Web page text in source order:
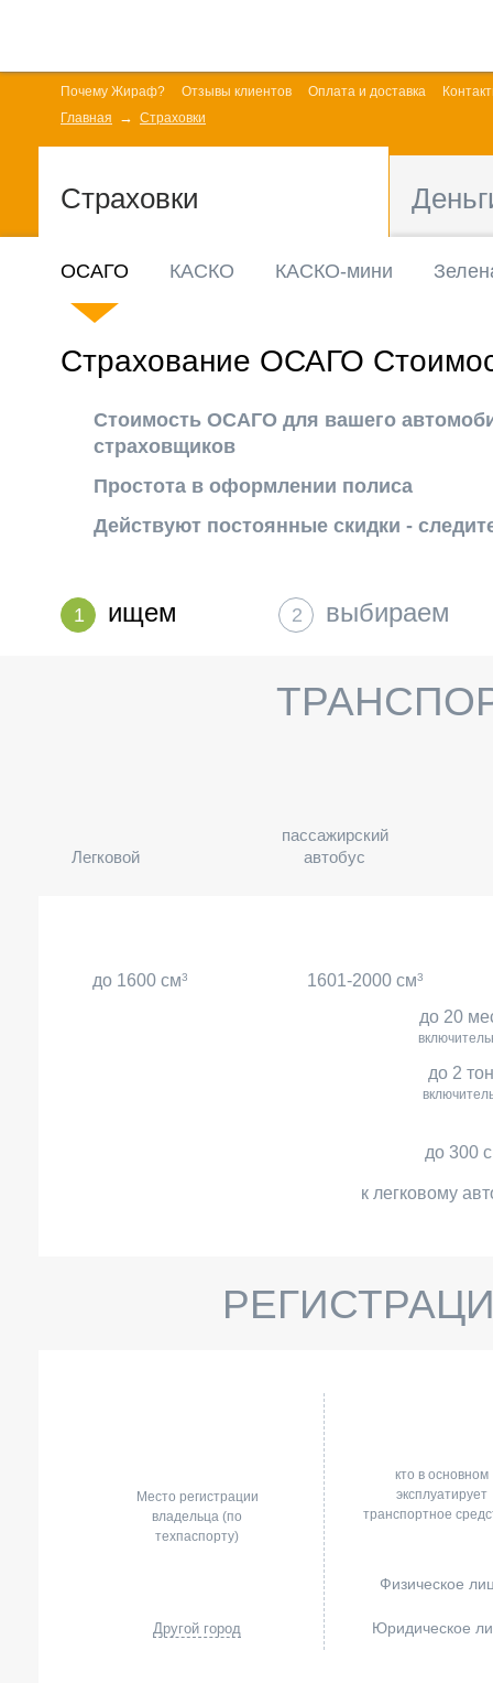
Почему Жираф? Отзывы клиентов Оплата и доставка
Главная
Страховки
Страховки
ОСАГО КАСКО КАСКО-мини
Страхование ОСАГО
Стоимость ОСАГО для вашего
страховщиков
Простота в оформлении полиса
Действуют постоянные скидки -
ищем
1 выбираем
2
Легковой
пассажирский
автобус
до 1600 см3 1601-2000 см3
до 20
до 2
до 300
к легковому
Место регистрации
владельца (по
техпаспорту)
Другой город
кто в основном
эксплуатирует
транспортное
Физическое
Юридическое